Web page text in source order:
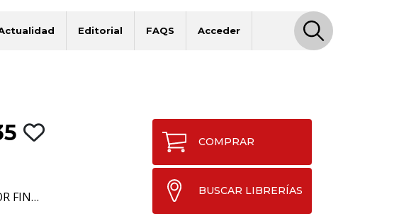
Editorial FAQS Acceder
FIN…
COMPRAR
BUSCAR LIBRERÍAS